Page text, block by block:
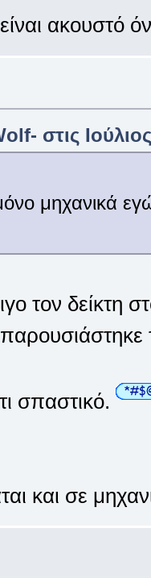
ακουστό
στις
μηχανικά
τον δείκτη
σπαστικό.
και σε